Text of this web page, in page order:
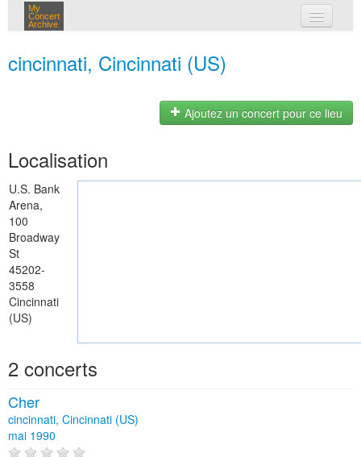
My
Concert
Archive
cincinnati, Cincinnati (US)
Ajoutez un concert pour ce lieu
Localisation
U.S. Bank
Arena,
100
Broadway
St
45202-
3558
Cincinnati
(US)
2 concerts
Cher
cincinnati, Cincinnati (US)
mai 1990